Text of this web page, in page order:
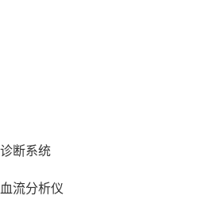
断系统
流分析仪